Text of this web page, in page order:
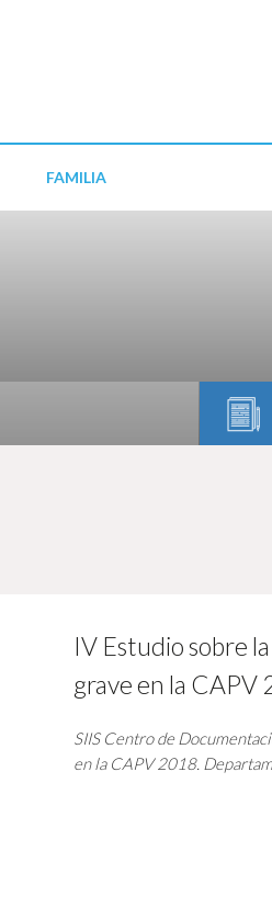
FAMILIA
IV Estudio sobre
grave en la CAPV
SIIS Centro de
en la CAPV 2018.